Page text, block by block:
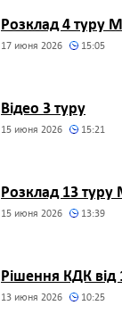
Розклад 4 туру
17 июня 2026 15:05
Відео 3 туру
15 июня 2026 15:21
Розклад 13 туру
15 июня 2026 13:39
Рішення КДК від
13 июня 2026 10:25